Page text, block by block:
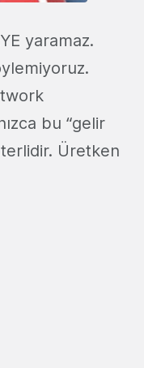
yaramaz.
bu “gelir
Üretken